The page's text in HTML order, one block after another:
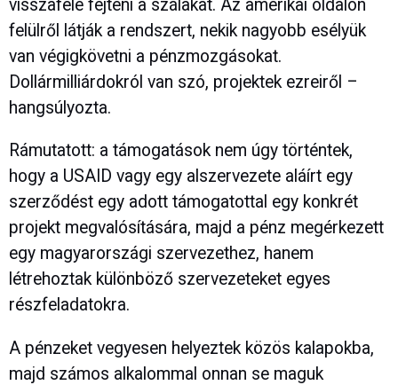
visszafelé fejteni a szálakat. Az amerikai oldalon
felülről látják a rendszert, nekik nagyobb esélyük
van végigkövetni a pénzmozgásokat.
Dollármilliárdokról van szó, projektek ezreiről –
hangsúlyozta.
Rámutatott: a támogatások nem úgy történtek,
hogy a USAID vagy egy alszervezete aláírt egy
szerződést egy adott támogatottal egy konkrét
projekt megvalósítására, majd a pénz megérkezett
egy magyarországi szervezethez, hanem
létrehoztak különböző szervezeteket egyes
részfeladatokra.
A pénzeket vegyesen helyeztek közös kalapokba,
majd számos alkalommal onnan se maguk